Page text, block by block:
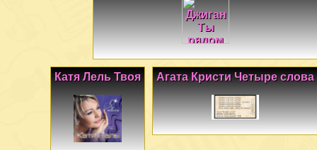
Агата Кристи Четыре слова
Катя Лель Твоя